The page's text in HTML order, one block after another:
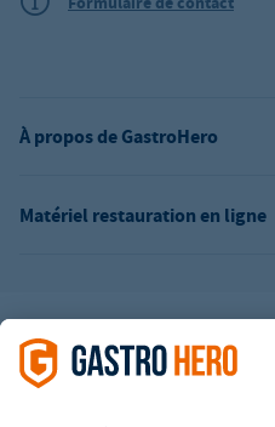
Matériel restauration en ligne
À propos de GastroHero
L’offre de la société GastroHero
entreprises. Tous les prix sont